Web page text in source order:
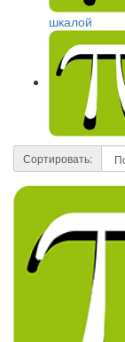
шкалой
Сортировать: